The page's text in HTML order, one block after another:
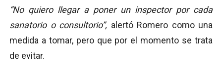
“No quiero llegar a poner un inspector por cada
sanatorio o consultorio”, alertó Romero como una
medida a tomar, pero que por el momento se trata
de evitar.